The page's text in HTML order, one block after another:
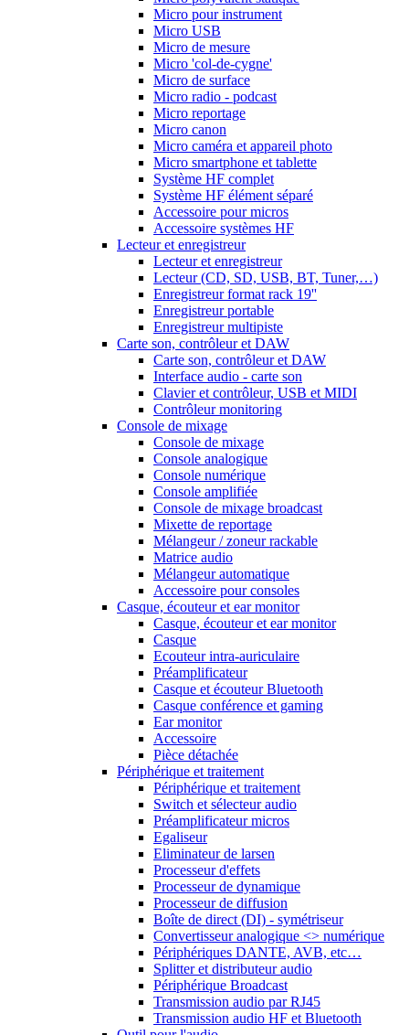
Micro pour instrument
Micro USB
Micro de mesure
Micro 'col-de-cygne'
Micro de surface
Micro radio - podcast
Micro reportage
Micro canon
Micro caméra et appareil photo
Micro smartphone et tablette
Système HF complet
Système HF élément séparé
Accessoire pour micros
Accessoire systèmes HF
Lecteur et enregistreur
Lecteur et enregistreur
Lecteur (CD, SD, USB, BT, Tuner,…)
Enregistreur format rack 19''
Enregistreur portable
Enregistreur multipiste
Carte son, contrôleur et DAW
Carte son, contrôleur et DAW
Interface audio - carte son
Clavier et contrôleur, USB et MIDI
Contrôleur monitoring
Console de mixage
Console de mixage
Console analogique
Console numérique
Console amplifiée
Console de mixage broadcast
Mixette de reportage
Mélangeur / zoneur rackable
Matrice audio
Mélangeur automatique
Accessoire pour consoles
Casque, écouteur et ear monitor
Casque, écouteur et ear monitor
Casque
Ecouteur intra-auriculaire
Préamplificateur
Casque et écouteur Bluetooth
Casque conférence et gaming
Ear monitor
Accessoire
Pièce détachée
Périphérique et traitement
Périphérique et traitement
Switch et sélecteur audio
Préamplificateur micros
Egaliseur
Eliminateur de larsen
Processeur d'effets
Processeur de dynamique
Processeur de diffusion
Boîte de direct (DI) - symétriseur
Convertisseur analogique <> numérique
Périphériques DANTE, AVB, etc…
Splitter et distributeur audio
Périphérique Broadcast
Transmission audio par RJ45
Transmission audio HF et Bluetooth